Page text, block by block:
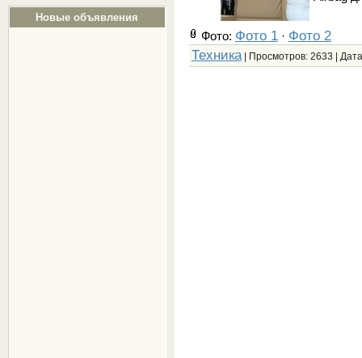
Новые объявления
Фото: Фото 1· Фото 2
Техника| Просмотров: 2633 |